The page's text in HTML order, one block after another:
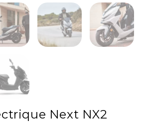
Next NX2